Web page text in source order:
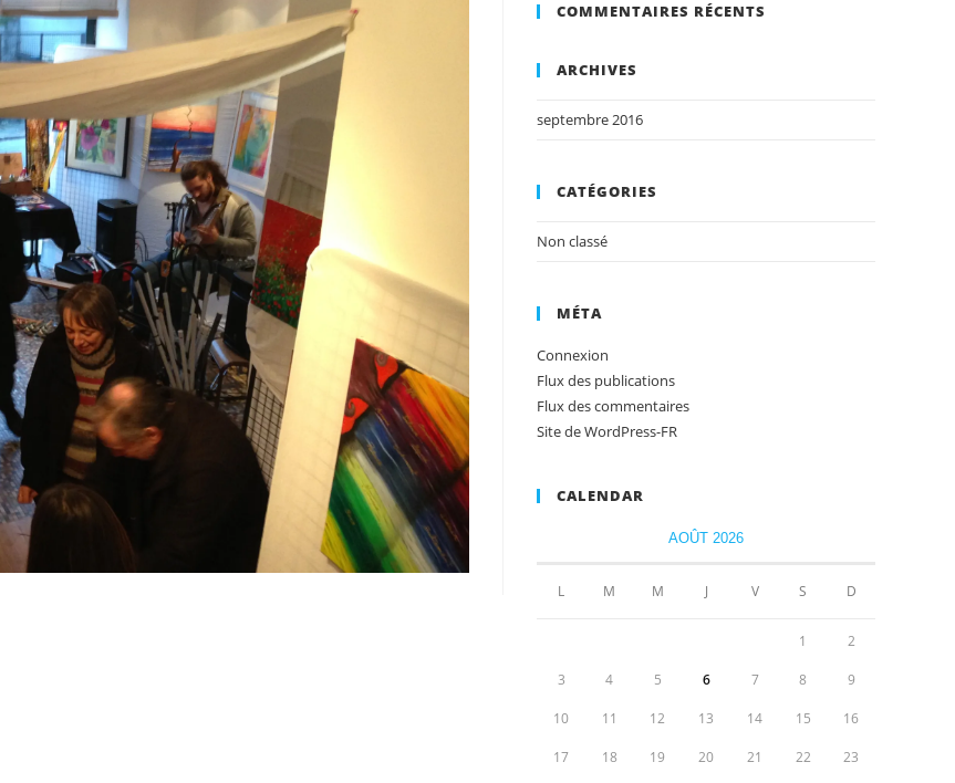
COMMENTAIRES RÉCENTS
ARCHIVES
septembre 2016
CATÉGORIES
Non classé
MÉTA
Connexion
Flux des publications
Flux des commentaires
Site de WordPress-FR
CALENDAR
AOÛT 2026
L M M J V S D
1 2
3 4 5 6 7 8 9
10 11 12 13 14 15 16
17 18 19 20 21 22 23